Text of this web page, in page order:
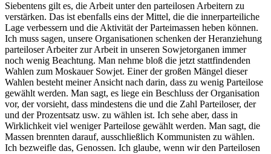
Siebentens gilt es, die Arbeit unter den parteilosen Arbeitern zu
verstärken. Das ist ebenfalls eins der Mittel, die die innerparteiliche
Lage verbessern und die Aktivität der Parteimassen heben können.
Ich muss sagen, unsere Organisationen schenken der Heranziehung
parteiloser Arbeiter zur Arbeit in unseren Sowjetorganen immer
noch wenig Beachtung. Man nehme bloß die jetzt stattfindenden
Wahlen zum Moskauer Sowjet. Einer der großen Mängel dieser
Wahlen besteht meiner Ansicht nach darin, dass zu wenig Parteilose
gewählt werden. Man sagt, es liege ein Beschluss der Organisation
vor, der vorsieht, dass mindestens die und die Zahl Parteiloser, der
und der Prozentsatz usw. zu wählen ist. Ich sehe aber, dass in
Wirklichkeit viel weniger Parteilose gewählt werden. Man sagt, die
Massen brennten darauf, ausschließlich Kommunisten zu wählen.
Ich bezweifle das, Genossen. Ich glaube, wenn wir den Parteilosen